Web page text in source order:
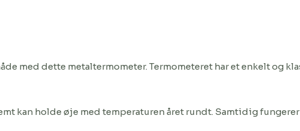
med dette metaltermometer. Termometeret har et enkelt og
kan holde øje med temperaturen året rundt. Samtidig